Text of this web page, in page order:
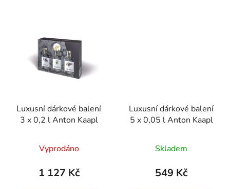
Luxusní dárkové balení
3 x 0,2 l Anton Kaapl
hodnocení
produktu
Vyprodáno
1 127 Kč
Luxusní dárkové balení
5 x 0,05 l Anton Kaapl
Skladem
549 Kč